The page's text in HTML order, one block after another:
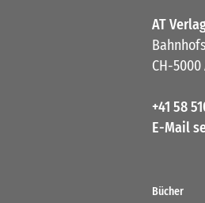
AT
CH-5000
+41 58
E-Mail
Bücher